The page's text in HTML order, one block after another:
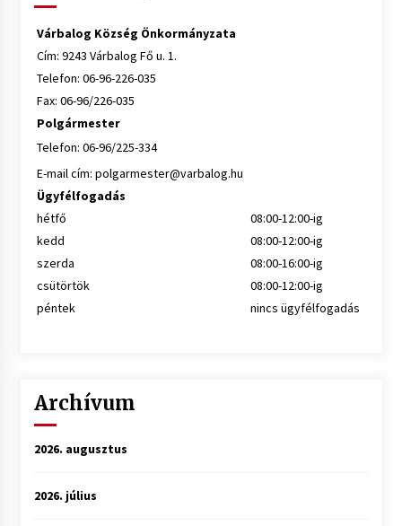
Várbalog Község Önkormányzata
Cím: 9243 Várbalog Fő u. 1.
Telefon: 06-96-226-035
Fax: 06-96/226-035
Polgármester
Telefon: 06-96/225-334
E-mail cím: polgarmester@varbalog.hu
Ügyfélfogadás
hétfő
08:00-12:00-ig
kedd
08:00-12:00-ig
szerda
08:00-16:00-ig
csütörtök
08:00-12:00-ig
péntek
nincs ügyfélfogadás
Archívum
2026. augusztus
2026. július